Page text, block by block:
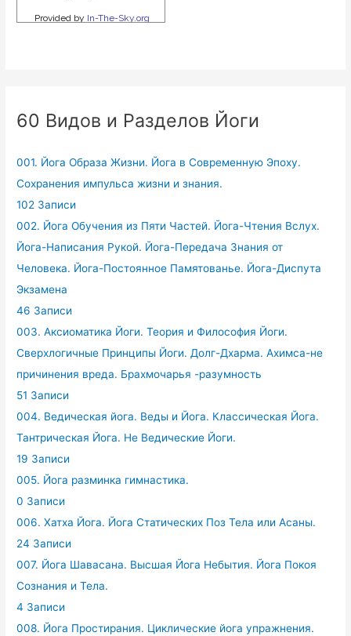
60 Видов и Разделов Йоги
001. Йога Образа Жизни. Йога в Современную Эпоху.
Сохранения импульса жизни и знания.
102 Записи
002. Йога Обучения из Пяти Частей. Йога-Чтения Вслух.
Йога-Написания Рукой. Йога-Передача Знания от
Человека. Йога-Постоянное Памятованье. Йога-Диспута
Экзамена
46 Записи
003. Аксиоматика Йоги. Теория и Философия Йоги.
Сверхлогичные Принципы Йоги. Долг-Дхарма. Ахимса-не
причинения вреда. Брахмочарья -разумность
51 Записи
004. Ведическая йога. Веды и Йога. Классическая Йога.
Тантрическая Йога. Не Ведические Йоги.
19 Записи
005. Йога разминка гимнастика.
0 Записи
006. Хатха Йога. Йога Статических Поз Тела или Асаны.
24 Записи
007. Йога Шавасана. Высшая Йога Небытия. Йога Покоя
Сознания и Тела.
4 Записи
008. Йога Простирания. Циклические йога упражнения.